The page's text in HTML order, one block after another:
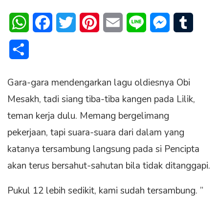
WhatsAppFacebookTwitter PinterestEmail Line Messenger
Gara-gara mendengarkan lagu oldiesnya Obi
Mesakh, tadi siang tiba-tiba kangen pada Lilik,
teman kerja dulu. Memang bergelimang
pekerjaan, tapi suara-suara dari dalam yang
katanya tersambung langsung pada si Pencipta
akan terus bersahut-sahutan bila tidak ditanggapi.
Pukul 12 lebih sedikit, kami sudah tersambung. ”